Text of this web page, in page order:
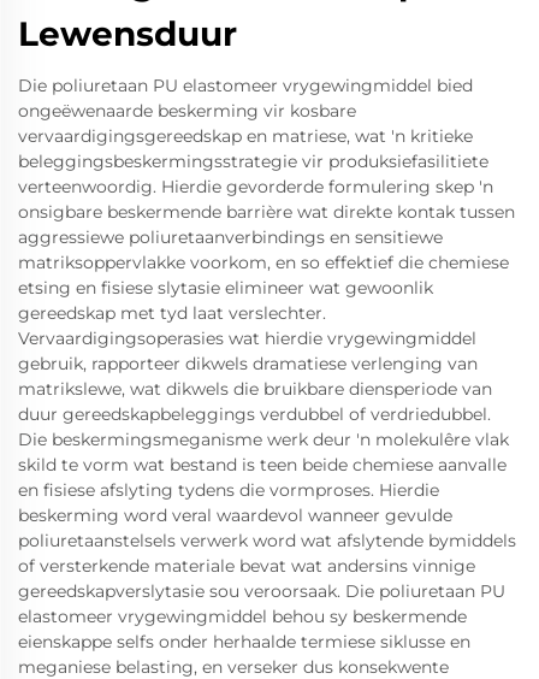
Lewensduur
Die poliuretaan PU elastomeer vrygewingmiddel bied
ongeëwenaarde beskerming vir kosbare
vervaardigingsgereedskap en matriese, wat 'n kritieke
beleggingsbeskermingsstrategie vir produksiefasilitiete
verteenwoordig. Hierdie gevorderde formulering skep 'n
onsigbare beskermende barrière wat direkte kontak tussen
aggressiewe poliuretaanverbindings en sensitiewe
matriksoppervlakke voorkom, en so effektief die chemiese
etsing en fisiese slytasie elimineer wat gewoonlik
gereedskap met tyd laat verslechter.
Vervaardigingsoperasies wat hierdie vrygewingmiddel
gebruik, rapporteer dikwels dramatiese verlenging van
matrikslewe, wat dikwels die bruikbare diensperiode van
duur gereedskapbeleggings verdubbel of verdriedubbel.
Die beskermingsmeganisme werk deur 'n molekulêre vlak
skild te vorm wat bestand is teen beide chemiese aanvalle
en fisiese afslyting tydens die vormproses. Hierdie
beskerming word veral waardevol wanneer gevulde
poliuretaanstelsels verwerk word wat afslytende bymiddels
of versterkende materiale bevat wat andersins vinnige
gereedskapverslytasie sou veroorsaak. Die poliuretaan PU
elastomeer vrygewingmiddel behou sy beskermende
eienskappe selfs onder herhaalde termiese siklusse en
meganiese belasting, en verseker dus konsekwente